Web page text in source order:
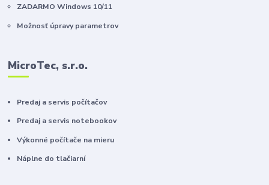
ZADARMO Windows 10/11
Možnosť úpravy parametrov
MicroTec, s.r.o.
Predaj a servis počítačov
Predaj a servis notebookov
Výkonné počítače na mieru
Náplne do tlačiarní